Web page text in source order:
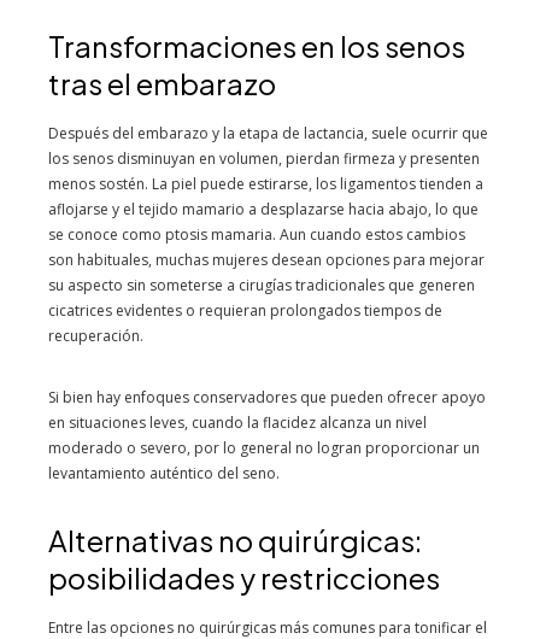
Transformaciones en los senos
tras el embarazo
Después del embarazo y la etapa de lactancia, suele ocurrir que
los senos disminuyan en volumen, pierdan firmeza y presenten
menos sostén. La piel puede estirarse, los ligamentos tienden a
aflojarse y el tejido mamario a desplazarse hacia abajo, lo que
se conoce como ptosis mamaria. Aun cuando estos cambios
son habituales, muchas mujeres desean opciones para mejorar
su aspecto sin someterse a cirugías tradicionales que generen
cicatrices evidentes o requieran prolongados tiempos de
recuperación.
Si bien hay enfoques conservadores que pueden ofrecer apoyo
en situaciones leves, cuando la flacidez alcanza un nivel
moderado o severo, por lo general no logran proporcionar un
levantamiento auténtico del seno.
Alternativas no quirúrgicas:
posibilidades y restricciones
Entre las opciones no quirúrgicas más comunes para tonificar el